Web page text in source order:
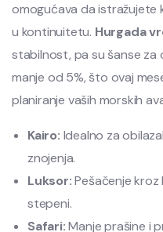
omogućava da istražujete
u kontinuitetu. Hurgada
stabilnost, pa su šanse
manje od 5%, što ovaj
planiranje vaših morskih
Kairo: Idealno za
znojenja.
Luksor:Pešačenje kroz
stepeni.
Safari:Manje prašine i